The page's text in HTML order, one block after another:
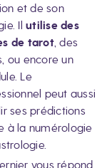
et de son
Il utilise des
de tarot, des
ou encore un
Le
peut aussi
ses prédictions
à la numérologie
vous répond